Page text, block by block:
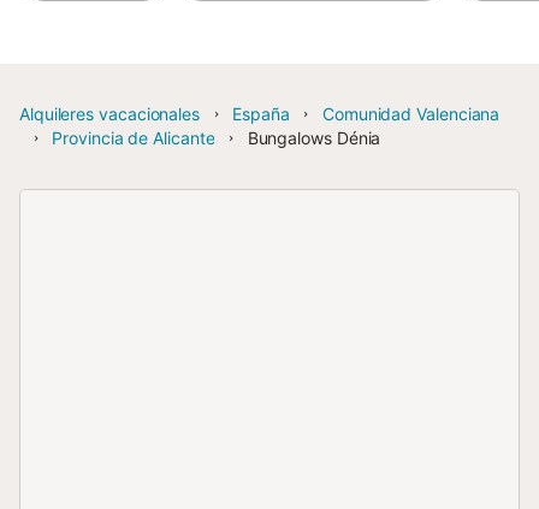
Alquileres vacacionales España
Comunidad Valenciana
Provincia de Alicante
Bungalows Dénia